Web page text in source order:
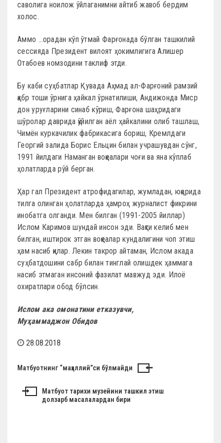
саволига ноилож ўйлаганимни айтиб жавоб бердим
холос.
Аммо …орадан кўп ўтмай Фарғонада бўлган ташкилий
сессияда Президент вилоят ҳокимлигига Алишер
Отабоев номзодини таклиф этди.
Бу каби суҳбатлар Қувада Аҳмад ал-Фарғоний рамзий
қабр тоши ўрнига ҳайкал ўрнатилиши, Андижонда Миср
дон уруғларини синаб кўриш, Фарғона шаҳридаги
шўролар даврида қўйилган аёл ҳайкалини олиб ташлаш,
Чимён куркачилик фабрикасига бориш, Кремлдаги
Георгий залида Борис Ельцин билан учрашувдан сўнг,
1991 йилдаги Наманган воқеалари чоғи ва яна кўплаб
ҳолатларда рўй берган.
Ҳар гал Президент атрофидагилар, жумладан, юқорида
тилга олинган ҳолатларда ҳамроҳ журналист фикрини
инобатга олганди. Мен билган (1991-2005 йиллар)
Ислом Каримов шундай инсон эди. Вақти келиб мен
билган, иштирок этган воқеалар кундалигини чоп этиш
ҳам насиб қилар. Лекин такрор айтаман, Ислом акада
суҳбатдошини сабр билан тинглай олишдек ҳаммага
насиб этмаган инсоний фазилат мавжуд эди. Илоё
охиратлари обод бўлсин.
Ислом ака омонатини етказувчи,
Муҳаммаджон Обидов
28.08.2018
Н
Матбуотнинг “маҳаллий”си бўлмайди
Матбуот тарихи музейини ташкил этиш
долзарб масалалардан бири